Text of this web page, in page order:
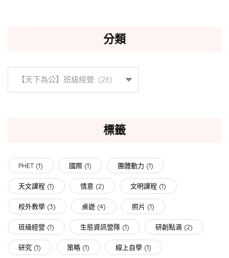
分類
標籤
PHET(1) 國際 (1) 團體動力 (1)
天文課程 (1) 情意 (2) 文明課程 (1)
校外教學 (3) 桌遊 (4) 照片 (1)
班級經營 (1) 生態資訊營隊 (1) 研創點滴 (2)
研究 (1) 策略 (1) 線上自學 (1)